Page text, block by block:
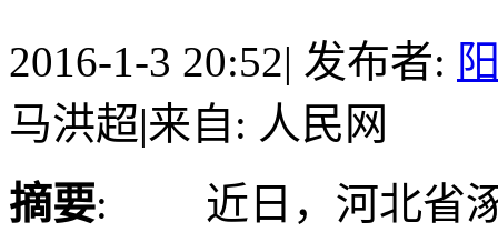
2016-1-3 20:52| 发布者:
马洪超|来自: 人民网
摘要: 近日，河北省涿